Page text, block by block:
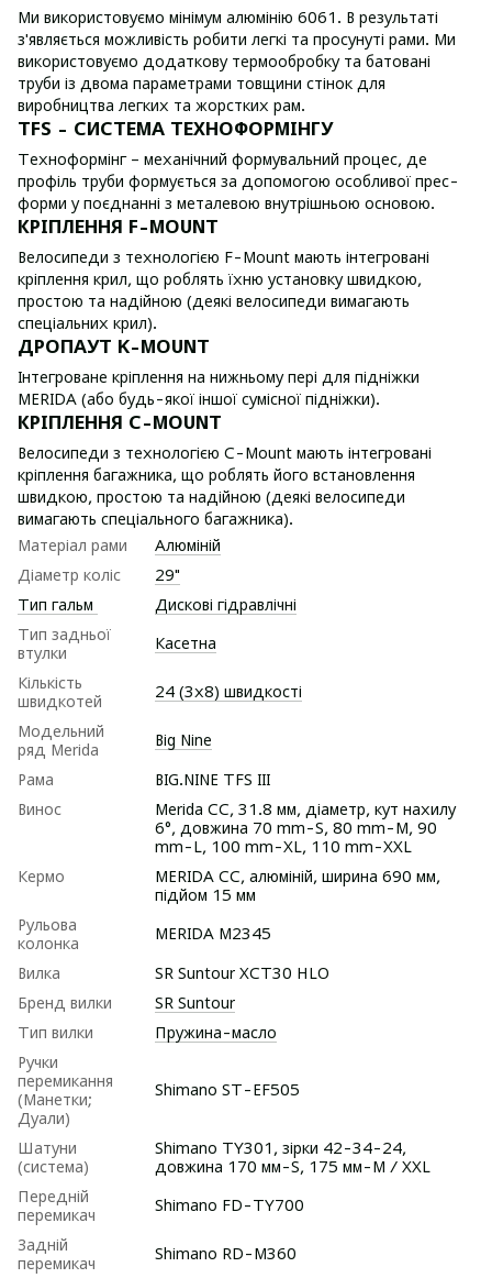
Ми використовуємо мінімум алюмінію 6061. В результаті
з'являється можливість робити легкі та просунуті рами. Ми
використовуємо додаткову термообробку та батовані
труби із двома параметрами товщини стінок для
виробництва легких та жорстких рам.
TFS - СИСТЕМА ТЕХНОФОРМІНГУ
Техноформінг – механічний формувальний процес, де
профіль труби формується за допомогою особливої прес-
форми у поєднанні з металевою внутрішньою основою.
КРІПЛЕННЯ F-MOUNT
Велосипеди з технологією F-Mount мають інтегровані
кріплення крил, що роблять їхню установку швидкою,
простою та надійною (деякі велосипеди вимагають
спеціальних крил).
ДРОПАУТ K-MOUNT
Інтегроване кріплення на нижньому пері для підніжки
MERIDA (або будь-якої іншої сумісної підніжки).
КРІПЛЕННЯ C-MOUNT
Велосипеди з технологією C-Mount мають інтегровані
кріплення багажника, що роблять його встановлення
швидкою, простою та надійною (деякі велосипеди
вимагають спеціального багажника).
Матеріал рами
Алюміній
Діаметр коліс
29"
Тип гальм
Дискові гідравлічні
Тип задньої
втулки
Касетна
Кількість
швидкотей
24 (3х8) швидкості
Модельний
ряд Merida
Big Nine
Рама
BIG.NINE TFS III
Винос
Merida CC, 31.8 мм, діаметр, кут нахилу
6°, довжина 70 mm-S, 80 mm-M, 90
mm-L, 100 mm-XL, 110 mm-XXL
Кермо
MERIDA CC, алюміній, ширина 690 мм,
підйом 15 мм
Рульова
колонка
MERIDA M2345
Вилка
SR Suntour XCT30 HLO
Бренд вилки
SR Suntour
Тип вилки
Пружина-масло
Ручки
перемикання
(Манетки;
Дуали)
Shimano ST-EF505
Шатуни
(система)
Shimano TY301, зірки 42-34-24,
довжина 170 мм-S, 175 мм-M / XXL
Передній
перемикач
Shimano FD-TY700
Задній
перемикач
Shimano RD-M360